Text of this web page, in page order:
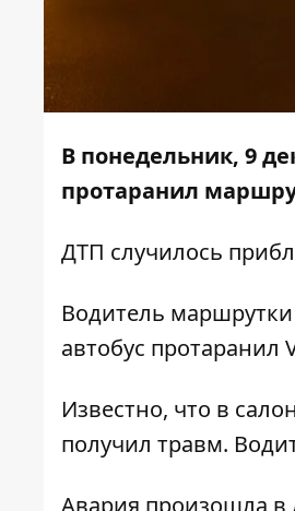
В понедельник, 9
протаранил
ДТП случилось
Водитель маршрутки
автобус протаранил
Известно, что в
получил травм.
Авария произошла в